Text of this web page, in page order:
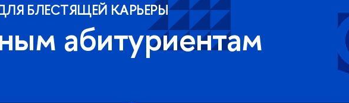
БЛЕСТЯЩЕЙ КАРЬЕРЫ
абитуриентам